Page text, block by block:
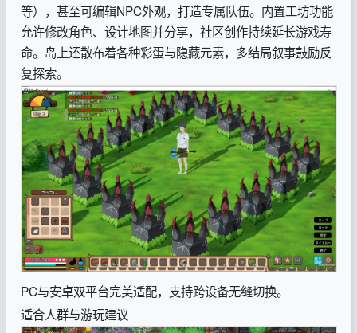
等），甚至可编辑NPC外观，打造专属队伍。内置工坊功能
允许修改角色、设计地图并分享，社区创作持续延长游戏寿
命。岛上还散布着各种彩蛋与隐藏元素，多结局叙事鼓励反
复探索。
PC与安卓双平台完美适配，支持跨设备无缝切换。
适合人群与游玩建议